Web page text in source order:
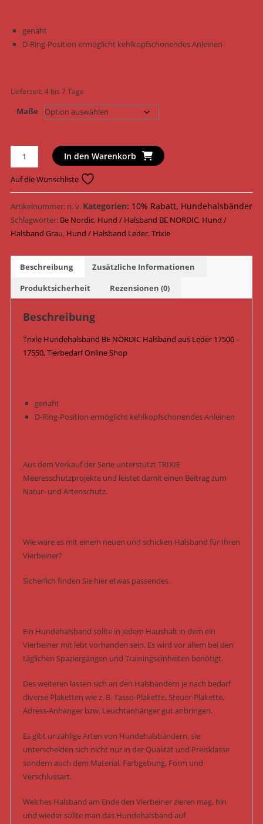
genäht
D-Ring-Position ermöglicht kehlkopfschonendes Anleinen
Lieferzeit:4 bis 7 Tage
Maße
Trixie
Hundehalsband
BE
NORDIC
Halsband
Leder
17500
17550
Hellgrau
Menge
In den Warenkorb
Auf die Wunschliste
Artikelnummer: n. v. Kategorien: 10% Rabatt, Hundehalsbänder
Schlagwörter: Be Nordic, Hund / Halsband BE NORDIC, Hund /
Halsband Grau, Hund / Halsband Leder,Trixie
Beschreibung
Zusätzliche Informationen
Produktsicherheit
Rezensionen (0)
Beschreibung
Trixie Hundehalsband BE NORDIC Halsband aus Leder 17500 –
17550, Tierbedarf Online Shop
genäht
D-Ring-Position ermöglicht kehlkopfschonendes Anleinen
Aus dem Verkauf der Serie unterstützt TRIXIE
Meeresschutzprojekte und leistet damit einen Beitrag zum
Natur- und Artenschutz.
Wie wäre es mit einem neuen und schicken Halsband für Ihren
Vierbeiner?
Sicherlich finden Sie hier etwas passendes.
Ein Hundehalsband sollte in jedem Haushalt in dem ein
Vierbeiner mit lebt vorhanden sein. Es wird vor allem bei den
täglichen Spaziergängen und Trainingseinheiten benötigt.
Des weiteren lassen sich an den Halsbändern je nach bedarf
diverse Plaketten wie z. B. Tasso-Plakette, Steuer-Plakette,
Adress-Anhänger bzw. Leuchtanhänger gut anbringen.
Es gibt unzählige Arten von Hundehalsbändern, sie
unterscheiden sich nicht nur in der Qualität und Preisklasse
sondern auch dem Material, Farbgebung, Form und
Verschlussart.
Welches Halsband am Ende den Vierbeiner zieren mag, hin
und wieder sollte man das Hundehalsband auf